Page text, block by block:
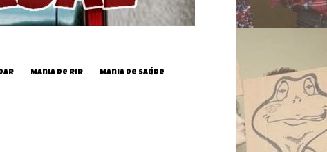
Mania de Rir Mania de Saúde